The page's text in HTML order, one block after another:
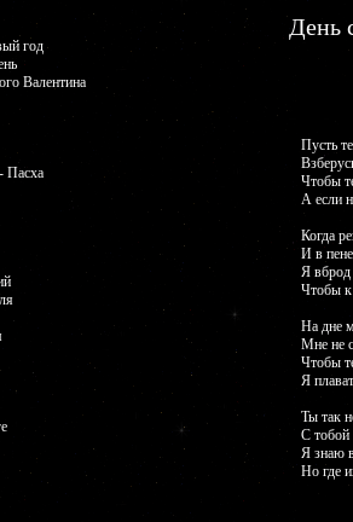
год
Валентина
Пасха
День
Пусть
Чтобы
А если
Когда
И в
Я вброд
Чтобы к
На дне
Мне не
Чтобы
Я
Ты так
С тобой
Я знаю
Но где